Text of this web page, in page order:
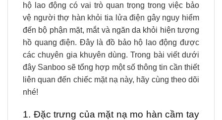
hộ lao động có vai trò quan trọng trong việc bảo
vệ người thợ hàn khỏi tia lửa điện gây nguy hiểm
đến bộ phận mặt, mắt và ngăn da khỏi hiện tượng
hồ quang điện. Đây là đồ bảo hộ lao động được
các chuyên gia khuyên dùng. Trong bài viết dưới
đây Sanboo sẽ tổng hợp một số thông tin cần thiết
liên quan đến chiếc mặt nạ này, hãy cùng theo dõi
nhé!
1. Đặc trưng của mặt nạ mo hàn cầm tay